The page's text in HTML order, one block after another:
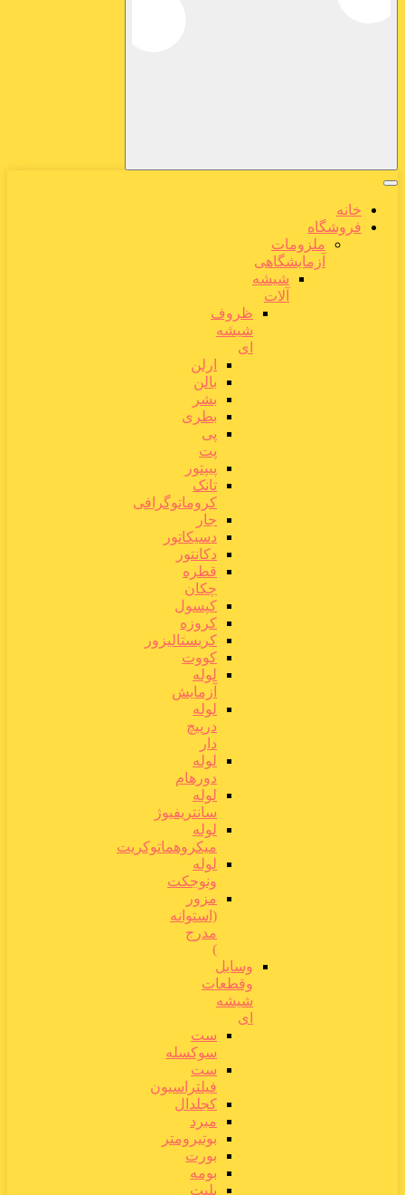
خانه
فروشگاه
ملزومات
آزمایشگاهی
شیشه
آلات
ظروف
شیشه
ای
ارلن
بالن
بشر
بطری
پی
پت
پیپتور
تانک
کروماتوگرافی
جار
دسیکاتور
دکانتور
قطره
چکان
کپسول
کروزه
کریستالیزور
کووت
لوله
آزمایش
لوله
درپیچ
دار
لوله
دورهام
لوله
سانتریفیوژ
لوله
میکروهماتوکریت
لوله
ونوجکت
مزور
(استوانه
مدرج
)
وسایل
وقطعات
شیشه
ای
ست
سوکسله
ست
فیلتراسیون
کجلدال
مبرد
بوتیرومتر
بورت
بومه
پلیت